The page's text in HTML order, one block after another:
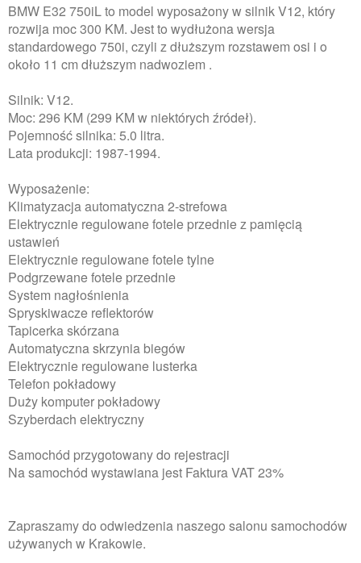
BMW E32 750iL to model wyposażony w silnik V12, który
rozwija moc 300 KM. Jest to wydłużona wersja
standardowego 750i, czyli z dłuższym rozstawem osi i o
około 11 cm dłuższym nadwoziem .
Silnik: V12.
Moc: 296 KM (299 KM w niektórych źródeł).
Pojemność silnika: 5.0 litra.
Lata produkcji: 1987-1994.
Wyposażenie:
Klimatyzacja automatyczna 2-strefowa
Elektrycznie regulowane fotele przednie z pamięcią
ustawień
Elektrycznie regulowane fotele tylne
Podgrzewane fotele przednie
System nagłośnienia
Spryskiwacze reflektorów
Tapicerka skórzana
Automatyczna skrzynia biegów
Elektrycznie regulowane lusterka
Telefon pokładowy
Duży komputer pokładowy
Szyberdach elektryczny
Samochód przygotowany do rejestracji
Na samochód wystawiana jest Faktura VAT 23%
Zapraszamy do odwiedzenia naszego salonu samochodów
używanych w Krakowie.